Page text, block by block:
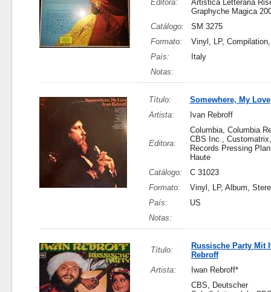
Editora:
Artistica Letteraria
Graphyche Magica
Catálogo:
SM 3275
Formato:
Vinyl, LP,
País:
Italy
Notas:
Título:
Somewhere, My Love
Artista:
Ivan Rebroff
Editora:
Columbia, Columbia
CBS Inc.,
Records Pressing
Haute
Catálogo:
C 31023
Formato:
Vinyl, LP, Album,
País:
US
Notas:
Título:
Russische Party Mit
Rebroff
Artista:
Iwan Rebroff*
CBS, Deutscher